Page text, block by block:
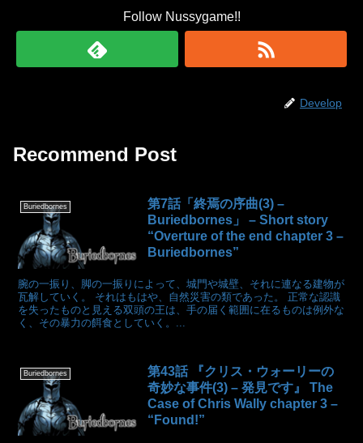
Follow Nussygame!!
Develop
Recommend Post
Buriedbornes
第7話「終焉の序曲(3) –
Buriedbornes」 – Short story
“Overture of the end chapter 3 –
Buriedbornes”
腕の一振り、脚の一振りによって、城門や城壁、それに連なる建物が
瓦解していく。 それはもはや、自然災害の類であった。 正常な認識
を失ったものと見える双頭の王は、手の届く範囲に在るものは例外な
く、その暴力の餌食としていく。...
Buriedbornes
第43話 『クリス・ウォーリーの
奇妙な事件(3) – 発見です』 The
Case of Chris Wally chapter 3 –
“Found!”